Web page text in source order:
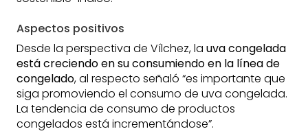
Aspectos positivos
Desde la perspectiva de Vílchez, la uva congelada
está creciendo en su consumiendo en la línea de
congelado, al respecto señaló “es importante que
siga promoviendo el consumo de uva congelada.
La tendencia de consumo de productos
congelados está incrementándose”.